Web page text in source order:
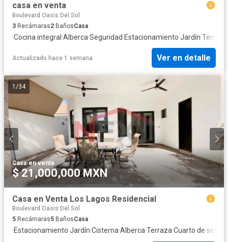
casa en venta
Boulevard Oasis Del Sol
3 Recámaras2 BañosCasa
·Cocina integral ·Alberca·Seguridad·Estacionamiento·Jardín·Terraza
Actualizado hace 1 semana Ver en detalle
1 /34
Casa·en venta
$ 21,000,000 MXN
Casa en Venta Los Lagos Residencial
Boulevard Oasis Del Sol
5 Recámaras5 BañosCasa
·Estacionamiento·Jardín·Cisterna·Alberca·Terraza·Cuarto de